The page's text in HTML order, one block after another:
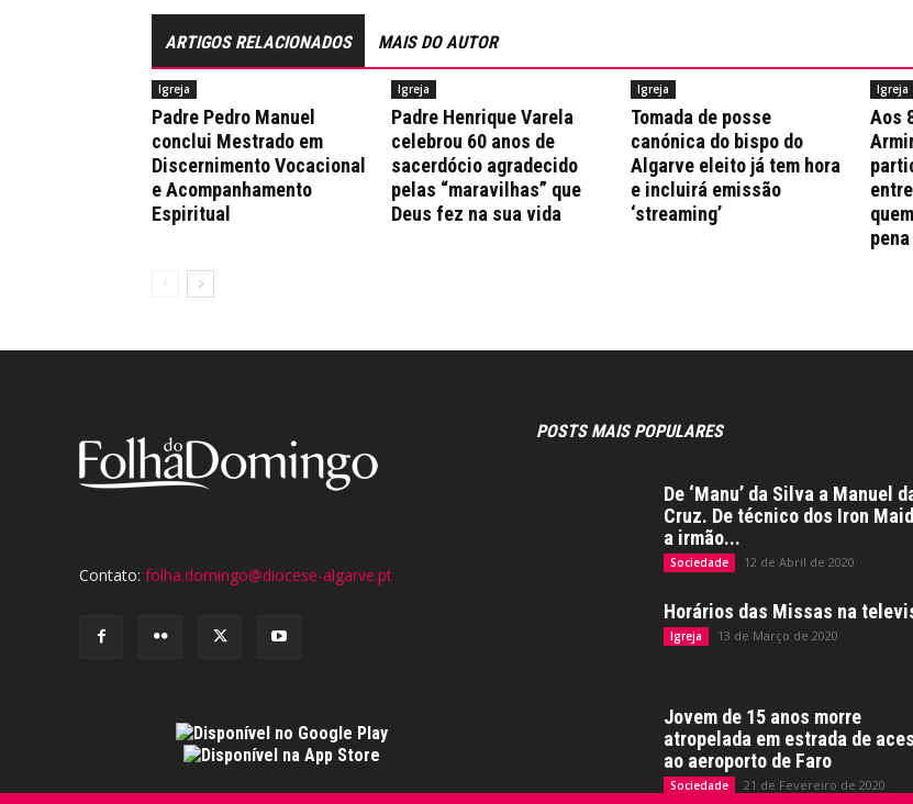
ARTIGOS RELACIONADOS MAIS DO AUTOR
Igreja
Padre Pedro Manuel
conclui Mestrado em
Discernimento Vocacional
e Acompanhamento
Espiritual
Igreja
Padre Henrique Varela
celebrou 60 anos de
sacerdócio agradecido
pelas “maravilhas” que
Deus fez na sua vida
Igreja
Tomada de posse
canónica do bispo do
Algarve eleito já tem hora
e incluirá emissão
‘streaming’
Igreja
Aos
Contato: folha.domingo@diocese-algarve.pt
POSTS MAIS POPULARES
De ‘Manu’ da Silva a Manuel
Cruz. De técnico dos Iron
a irmão...
Sociedade 12 de Abril de 2020
Horários das Missas na
Igreja 13 de Março de 2020
Jovem de 15 anos morre
atropelada em estrada de
ao aeroporto de Faro
Sociedade 21 de Fevereiro de 2020